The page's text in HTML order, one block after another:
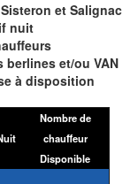
Sisteron et Salignac
nuit
et/ou VAN
à disposition
Nombre de
chauffeur
Disponible